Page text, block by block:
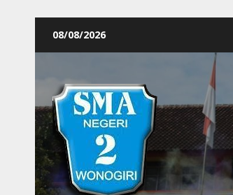
08/08/2026